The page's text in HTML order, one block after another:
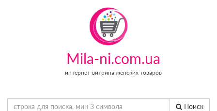
Mila-ni.com.ua
интернет-витрина женских товаров
Поиск